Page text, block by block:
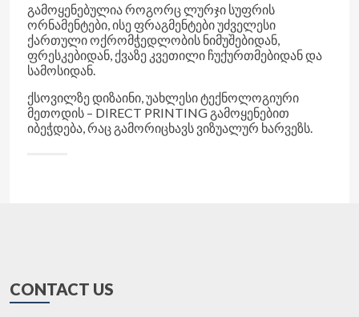
ᲒᲐᲛᲝᲧᲔᲜᲔᲑᲣᲚᲘᲐ ᲠᲝᲒᲝᲠᲪ ᲚᲣᲠᲯᲘ ᲡᲣᲤᲠᲘᲡ
ᲝᲠᲜᲐᲛᲔᲜᲢᲔᲑᲘ, ᲘᲡᲔ ᲤᲠᲐᲒᲛᲔᲜᲢᲔᲑᲘ ᲣᲫᲕᲔᲚᲔᲡᲘ
ᲥᲐᲠᲗᲣᲚᲘ ᲝᲥᲠᲝᲛᲭᲔᲓᲚᲝᲑᲘᲡ ᲜᲘᲛᲣᲨᲔᲑᲘᲓᲐᲜ,
ᲤᲠᲔᲡᲙᲔᲑᲘᲓᲐᲜ, ᲥᲕᲐᲖᲔ ᲙᲕᲔᲗᲘᲚᲘ ᲩᲣᲥᲣᲠᲗᲛᲔᲑᲘᲓᲐᲜ ᲓᲐ
ᲡᲐᲛᲝᲡᲘᲓᲐᲜ.
ᲥᲡᲝᲕᲘᲚᲖᲔ ᲓᲘᲖᲐᲘᲜᲘ, ᲣᲐᲮᲚᲔᲡᲘ ᲢᲔᲥᲜᲝᲚᲝᲒᲘᲣᲠᲘ
ᲛᲔᲗᲝᲓᲘᲡ – DIRECT PRINTING ᲒᲐᲛᲝᲧᲔᲜᲔᲑᲘᲗ
ᲘᲑᲔᲭᲓᲔᲑᲐ, ᲠᲐᲪ ᲒᲐᲛᲝᲠᲘᲪᲮᲐᲕᲡ ᲕᲘᲖᲣᲐᲚᲣᲠ ᲮᲐᲠᲕᲔᲖᲡ.
CONTACT US